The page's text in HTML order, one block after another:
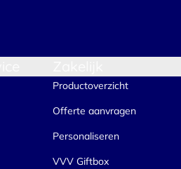
Productoverzicht
Offerte aanvragen
Personaliseren
VVV Giftbox